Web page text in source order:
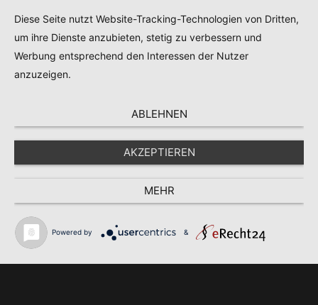
Kontakt|Impressum|Datenschutz| AGB
Diese Seite nutzt Website-Tracking-Technologien von Dritten,
um ihre Dienste anzubieten, stetig zu verbessern und
Werbung entsprechend den Interessen der Nutzer
anzuzeigen.
ABLEHNEN
AKZEPTIEREN
MEHR
Powered by &